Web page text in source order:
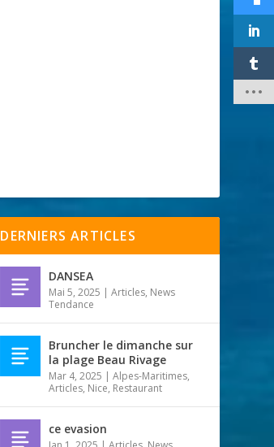
DERNIERS ARTICLES
DANSEA
Mai 5, 2025 |Articles, News
Tendance
Bruncher le dimanche sur
la plage Beau Rivage
Mar 4, 2025 |Alpes-Maritimes,
Articles, Nice, Restaurant
ce evasion